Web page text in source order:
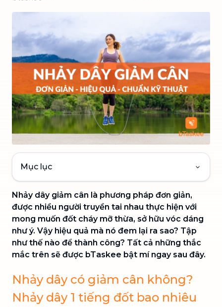
Mục lục
Nhảy dây giảm cân là phương pháp đơn giản,
được nhiều người truyền tai nhau thực hiện với
mong muốn đốt cháy mỡ thừa, sở hữu vóc dáng
như ý. Vậy hiệu quả mà nó đem lại ra sao? Tập
như thế nào để thành công? Tất cả những thắc
mắc trên sẽ được bTaskee bật mí ngay sau đây.
Nhảy dây có giảm cân không?
Nhảy dây 1 tiếng đốt bao nhiêu